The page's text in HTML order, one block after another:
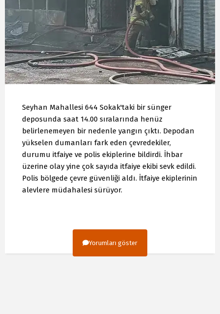
Seyhan Mahallesi 644 Sokak'taki bir sünger
deposunda saat 14.00 sıralarında henüz
belirlenemeyen bir nedenle yangın çıktı. Depodan
yükselen dumanları fark eden çevredekiler,
durumu itfaiye ve polis ekiplerine bildirdi. İhbar
üzerine olay yine çok sayıda itfaiye ekibi sevk edildi.
Polis bölgede çevre güvenliği aldı. İtfaiye ekiplerinin
alevlere müdahalesi sürüyor.
Yorumları göster